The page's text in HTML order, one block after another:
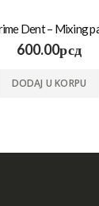
Dent – Mixing
600.00рсд
DODAJ U KORPU